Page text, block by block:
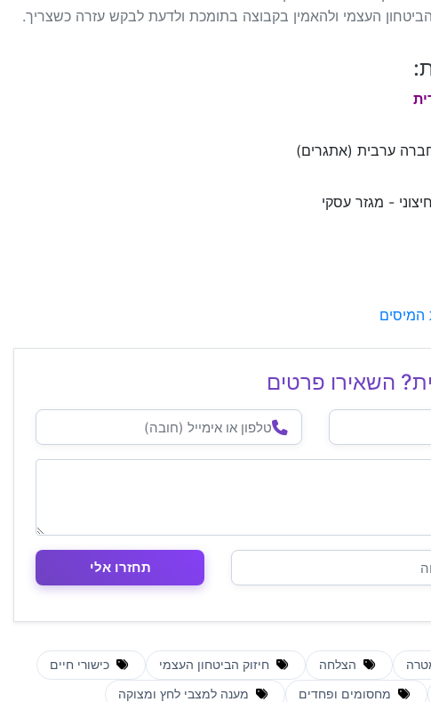
העצמי ולהאמין בקבוצה בתומכת ולדעת לבקש עזרה כשצריך.
ערבית (אתגרים)
חיצוני - מגזר עסקי
המיסים
השאירו פרטים
הצלחה חיזוק הביטחון העצמי כישורי חיים
מחסומים ופחדים מענה למצבי לחץ ומצוקה